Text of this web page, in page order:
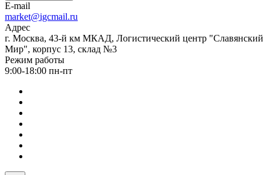
E-mail
market@igcmail.ru
Адрес
г. Москва, 43-й км МКАД, Логистический центр "Славянский
Мир", корпус 13, склад №3
Режим работы
9:00-18:00 пн-пт